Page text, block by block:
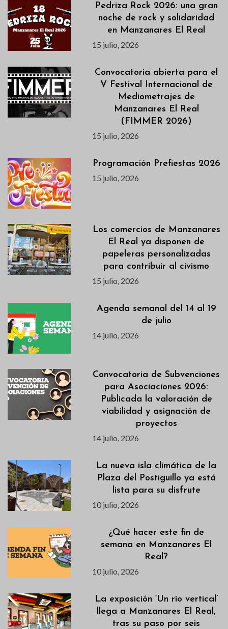
Pedriza Rock 2026: una gran
noche de rock y solidaridad
en Manzanares El Real
15 julio, 2026
Convocatoria abierta para el
V Festival Internacional de
Mediometrajes de
Manzanares El Real
(FIMMER 2026)
15 julio, 2026
Programación Prefiestas 2026
15 julio, 2026
Los comercios de Manzanares
El Real ya disponen de
papeleras personalizadas
para contribuir al civismo
15 julio, 2026
Agenda semanal del 14 al 19
de julio
14 julio, 2026
Convocatoria de Subvenciones
para Asociaciones 2026:
Publicada la valoración de
viabilidad y asignación de
proyectos
14 julio, 2026
La nueva isla climática de la
Plaza del Postiguillo ya está
lista para su disfrute
10 julio, 2026
¿Qué hacer este fin de
semana en Manzanares El
Real?
10 julio, 2026
La exposición ‘Un río vertical’
llega a Manzanares El Real,
tras su paso por seis